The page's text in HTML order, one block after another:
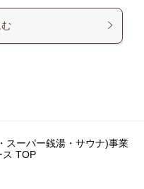
スーパー銭湯・サウナ)事業
TOP